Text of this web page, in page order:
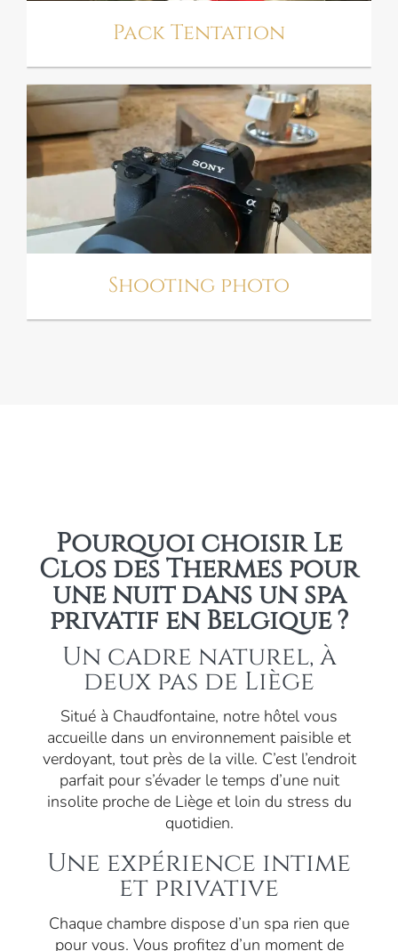
Pack Tentation
SHOOTING PHOTO
Shooting photo
Pourquoi choisir Le
Clos des Thermes pour
une nuit dans un spa
privatif en Belgique ?
Un cadre naturel, à
deux pas de Liège
Situé à Chaudfontaine, notre hôtel vous
accueille dans un environnement paisible et
verdoyant, tout près de la ville. C’est l’endroit
parfait pour s’évader le temps d’une nuit
insolite proche de Liège et loin du stress du
quotidien.
Une expérience intime
et privative
Chaque chambre dispose d’un spa rien que
pour vous. Vous profitez d’un moment de